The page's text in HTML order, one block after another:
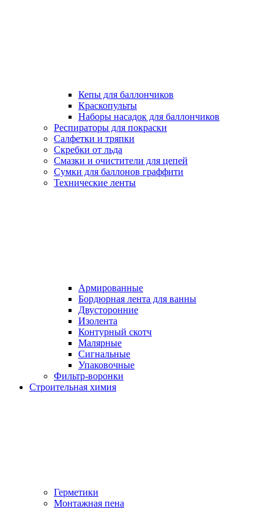
Кепы для баллончиков
Краскопульты
Наборы насадок для баллончиков
Респираторы для покраски
Салфетки и тряпки
Скребки от льда
Смазки и очистители для цепей
Сумки для баллонов граффити
Технические ленты
Армированные
Бордюрная лента для ванны
Двусторонние
Изолента
Контурный скотч
Малярные
Сигнальные
Упаковочные
Фильтр-воронки
Строительная химия
Герметики
Монтажная пена